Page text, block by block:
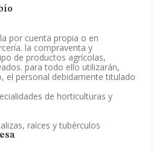
por cuenta propia o en
la compraventa y
de productos agrícolas,
para todo ello utilizarán,
el personal debidamente titulado
de horticulturas y
raíces y tubérculos